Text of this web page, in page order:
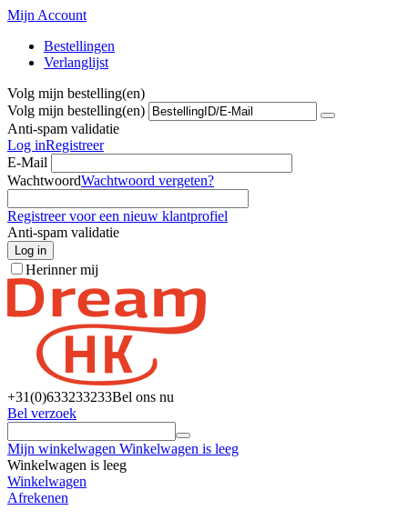
Mijn Account
Bestellingen
Verlanglijst
Volg mijn bestelling(en)
Volg mijn bestelling(en)
Anti-spam validatie
Log inRegistreer
E-Mail
WachtwoordWachtwoord vergeten?
Registreer voor een nieuw klantprofiel
Anti-spam validatie
Log in
Herinner mij
+31(0)633233233Bel ons nu
Bel verzoek
Mijn winkelwagen Winkelwagen is leeg
Winkelwagen is leeg
Winkelwagen
Afrekenen